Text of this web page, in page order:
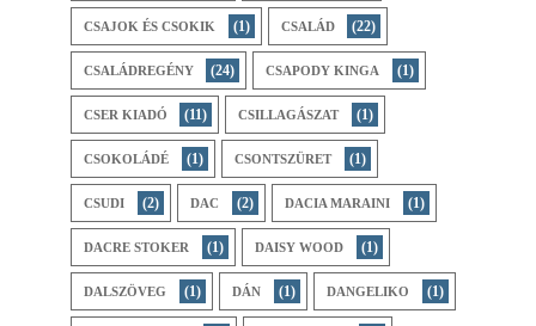
CSAJOK ÉS CSOKIK (1) CSALÁD (22)
CSALÁDREGÉNY (24) CSAPODY KINGA (1)
CSER KIADÓ (11) CSILLAGÁSZAT (1)
CSOKOLÁDÉ (1) CSONTSZÜRET (1)
CSUDI (2) DAC (2) DACIA MARAINI (1)
DACRE STOKER (1) DAISY WOOD (1)
DALSZÖVEG (1) DÁN (1) DANGELIKO (1)